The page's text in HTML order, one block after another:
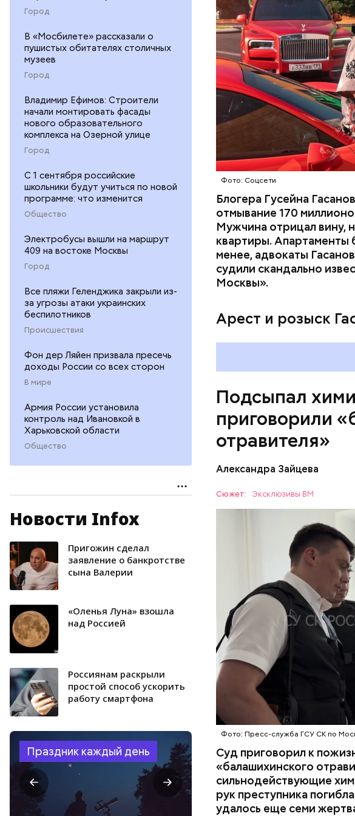
Город
В «Мосбилете» рассказали о
пушистых обитателях столичных
музеев
Город
Владимир Ефимов: Строители
начали монтировать фасады
нового образовательного
комплекса на Озерной улице
Город
С 1 сентября российские
школьники будут учиться по новой
программе: что изменится
Общество
Электробусы вышли на маршрут
409 на востоке Москвы
Город
Все пляжи Геленджика закрыли из-
за угрозы атаки украинских
беспилотников
Происшествия
Фон дер Ляйен призвала пресечь
доходы России со всех сторон
В мире
Армия России установила
контроль над Ивановкой в
Харьковской области
Общество
Новости Infox
Пригожин сделал
заявление о банкротстве
сына Валерии
«Оленья Луна» взошла
над Россией
Россиянам раскрыли
простой способ ускорить
работу смартфона
Праздник каждый день
Фото: Соцсети
Блогера Гусейна
отмывание 170
Мужчина отрицал вину,
квартиры. Апартаменты
менее, адвокаты
судили скандально
Москвы».
Арест и розыск
размере. В тот же день
ГАСАН ГУСЕЙНОВ
Подсыпал
приговорили
отравителя»
Александра Зайцева
Сюжет: Эксклюзивы ВМ
Фото: Пресс-служба ГСУ СК по
Суд приговорил к
«балашихинского
сильнодействующие
рук преступника
удалось еще семи
Все началось в июне,
больницу с жалобами
поставить им точный
направили на
сильнодействующий
организм супругов
изъятой из квартиры
Play
Видео: пресс-служба ГСУ СК
Началось
скрытую камеру
потерпевших Артем
матери и отчима и
пищу ела его младшая
СЛЕДСТВЕННЫЙ КОМИТЕТ